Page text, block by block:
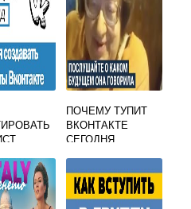
ПОЧЕМУ ТУПИТ
ВКОНТАКТЕ
СЕГОДНЯ